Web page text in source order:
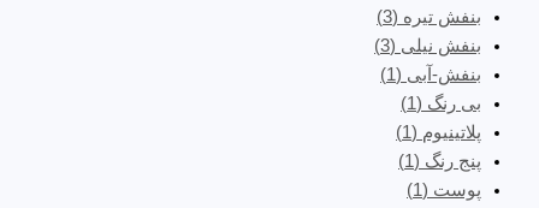
بنفش تیره (3)
بنفش نیلی (3)
بنفش-آبی (1)
بی رنگ (1)
پلاتینیوم (1)
پنج رنگ (1)
پوست (1)